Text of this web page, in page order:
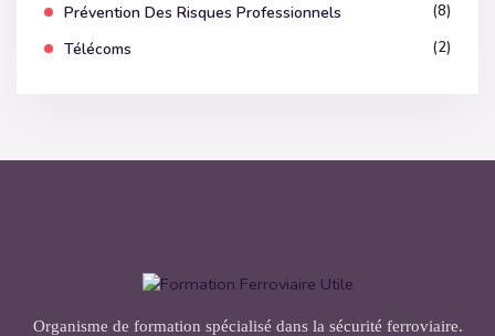
Prévention Des Risques Professionnels (8)
Télécoms (2)
Organisme de formation spécialisé dans la sécurité ferroviaire.